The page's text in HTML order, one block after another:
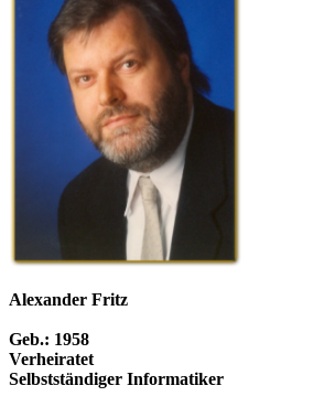
Alexander Fritz
Geb.: 1958
Verheiratet
Selbstständiger Informatiker